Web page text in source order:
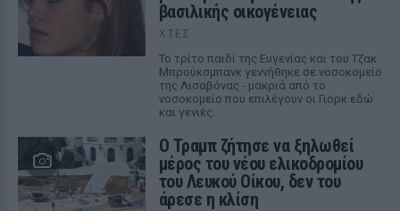
βασιλικής οικογένειας
ΧΤΕΣ
Το τρίτο παιδί της Ευγενίας και του Τζακ
Μπρούκσμπανκ γεννήθηκε σε νοσοκομείο
της Λισαβόνας - μακριά από το
νοσοκομείο που επιλέγουν οι Γιορκ εδώ
και γενιές.
Ο Τραμπ ζήτησε να ξηλωθεί
μέρος του νέου ελικοδρομίου
του Λευκού Οίκου, δεν του
άρεσε η κλίση